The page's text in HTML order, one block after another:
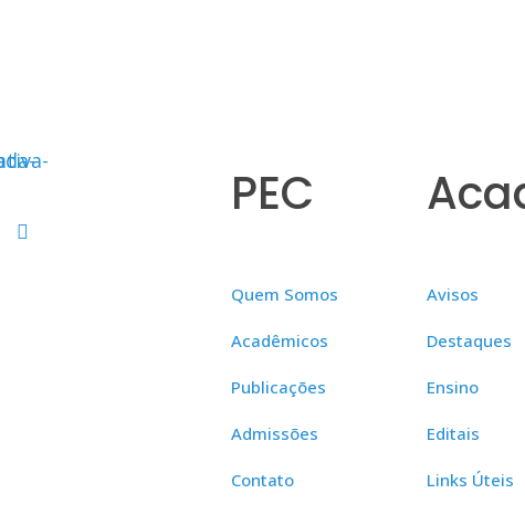
PEC
Quem Somos
Acadêmicos
Publicações
Admissões
Contato
Avisos
Destaques
Ensino
Editais
Links Úteis